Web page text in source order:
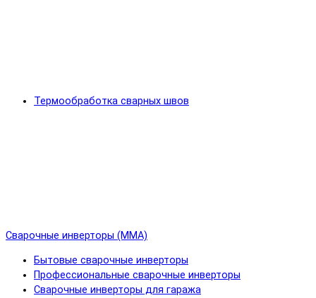
Термообработка сварных швов
Сварочные инверторы (MMA)
Бытовые сварочные инверторы
Профессиональные сварочные инверторы
Сварочные инверторы для гаража